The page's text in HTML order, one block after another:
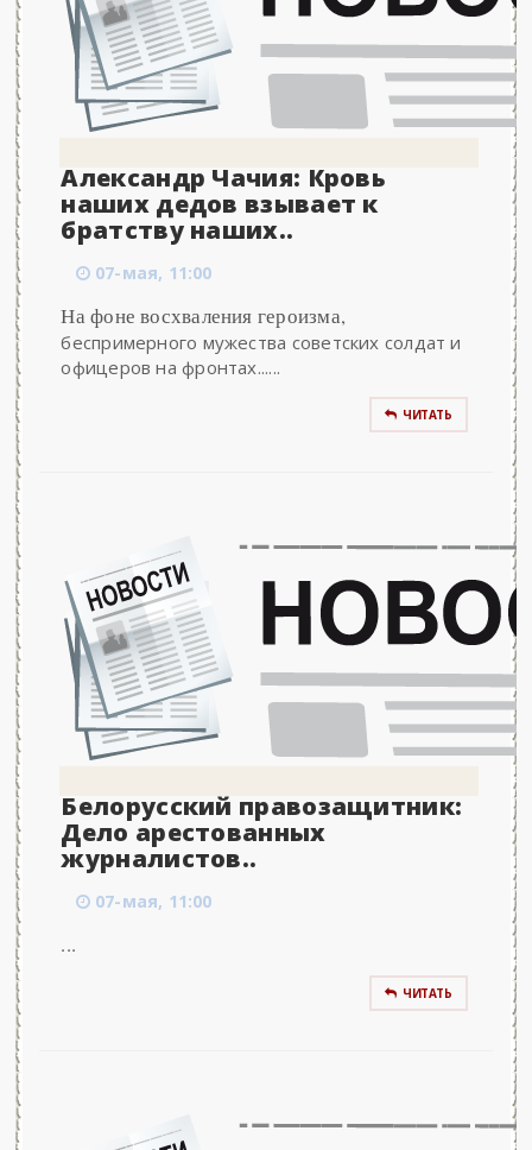
Александр Чачия: Кровь
наших дедов взывает к
братству наших..
07-мая, 11:00
На фоне восхваления героизма,
беспримерного мужества советских солдат и
офицеров на фронтах......
ЧИТАТЬ
Белорусский правозащитник:
Дело арестованных
журналистов..
07-мая, 11:00
...
ЧИТАТЬ